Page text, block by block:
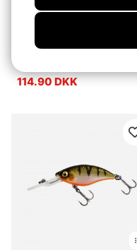
Vurdering:
114.90 DKK